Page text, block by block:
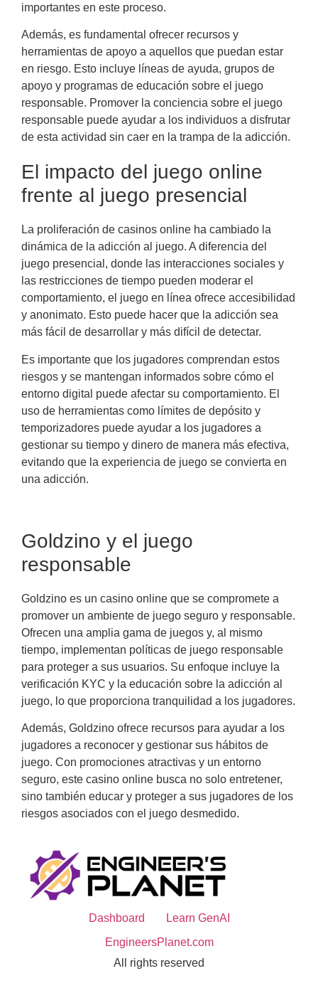
importantes en este proceso.
Además, es fundamental ofrecer recursos y
herramientas de apoyo a aquellos que puedan estar
en riesgo. Esto incluye líneas de ayuda, grupos de
apoyo y programas de educación sobre el juego
responsable. Promover la conciencia sobre el juego
responsable puede ayudar a los individuos a disfrutar
de esta actividad sin caer en la trampa de la adicción.
El impacto del juego online
frente al juego presencial
La proliferación de casinos online ha cambiado la
dinámica de la adicción al juego. A diferencia del
juego presencial, donde las interacciones sociales y
las restricciones de tiempo pueden moderar el
comportamiento, el juego en línea ofrece accesibilidad
y anonimato. Esto puede hacer que la adicción sea
más fácil de desarrollar y más difícil de detectar.
Es importante que los jugadores comprendan estos
riesgos y se mantengan informados sobre cómo el
entorno digital puede afectar su comportamiento. El
uso de herramientas como límites de depósito y
temporizadores puede ayudar a los jugadores a
gestionar su tiempo y dinero de manera más efectiva,
evitando que la experiencia de juego se convierta en
una adicción.
Goldzino y el juego
responsable
Goldzino es un casino online que se compromete a
promover un ambiente de juego seguro y responsable.
Ofrecen una amplia gama de juegos y, al mismo
tiempo, implementan políticas de juego responsable
para proteger a sus usuarios. Su enfoque incluye la
verificación KYC y la educación sobre la adicción al
juego, lo que proporciona tranquilidad a los jugadores.
Además, Goldzino ofrece recursos para ayudar a los
jugadores a reconocer y gestionar sus hábitos de
juego. Con promociones atractivas y un entorno
seguro, este casino online busca no solo entretener,
sino también educar y proteger a sus jugadores de los
riesgos asociados con el juego desmedido.
Dashboard
Learn GenAI
EngineersPlanet.com
All rights reserved